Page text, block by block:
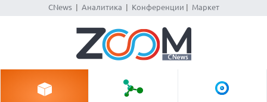
CNews| Аналитика Конференции Маркет